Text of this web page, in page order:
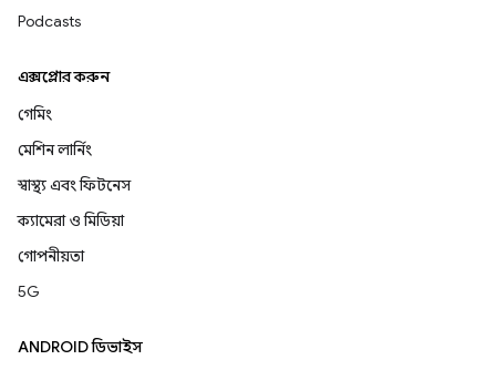
Podcasts
এক্সপ্লোর করুন
গেমিং
মেশিন লার্নিং
স্বাস্থ্য এবং ফিটনেস
ক্যামেরা ও মিডিয়া
গোপনীয়তা
5G
ANDROID ডিভাইস